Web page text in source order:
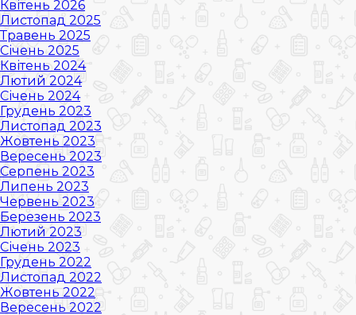
Квітень 2026
Листопад 2025
Травень 2025
Січень 2025
Квітень 2024
Лютий 2024
Січень 2024
Грудень 2023
Листопад 2023
Жовтень 2023
Вересень 2023
Серпень 2023
Липень 2023
Червень 2023
Березень 2023
Лютий 2023
Січень 2023
Грудень 2022
Листопад 2022
Жовтень 2022
Вересень 2022